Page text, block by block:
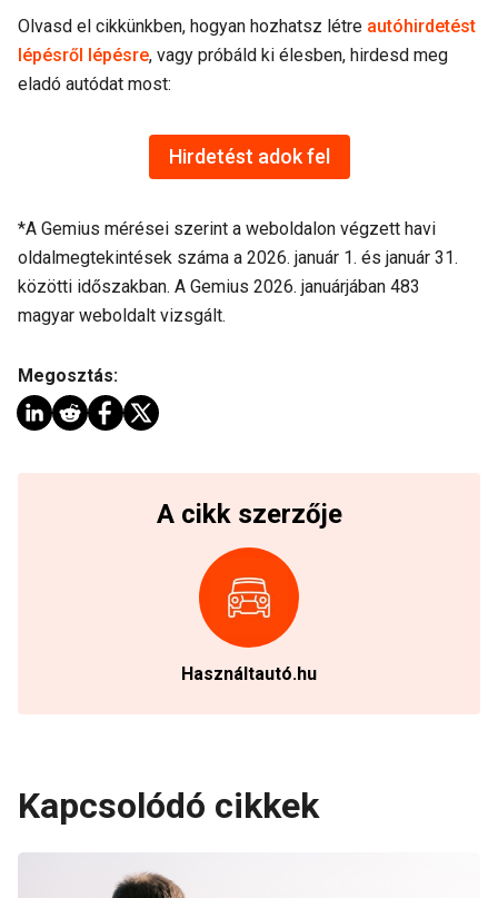
Olvasd el cikkünkben, hogyan hozhatsz létre autóhirdetést
lépésről lépésre, vagy próbáld ki élesben, hirdesd meg
eladó autódat most:
Hirdetést adok fel
*A Gemius mérései szerint a weboldalon végzett havi
oldalmegtekintések száma a 2026. január 1. és január 31.
közötti időszakban. A Gemius 2026. januárjában 483
magyar weboldalt vizsgált.
Megosztás:
A cikk szerzője
Használtautó.hu
Kapcsolódó cikkek